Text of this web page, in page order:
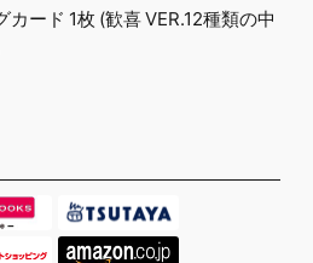
ード 1枚 (歓喜 VER.12種類の中